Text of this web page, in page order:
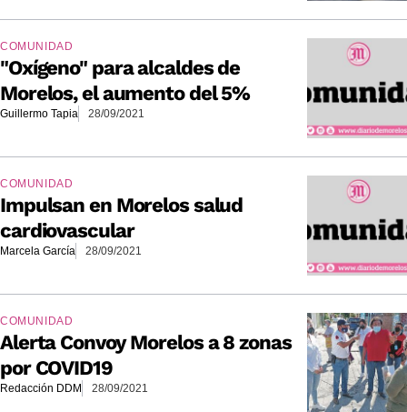
COMUNIDAD
"Oxígeno" para alcaldes de
Morelos, el aumento del 5%
Guillermo Tapia 28/09/2021
COMUNIDAD
Impulsan en Morelos salud
cardiovascular
Marcela García 28/09/2021
COMUNIDAD
Alerta Convoy Morelos a 8 zonas
por COVID19
Redacción DDM 28/09/2021